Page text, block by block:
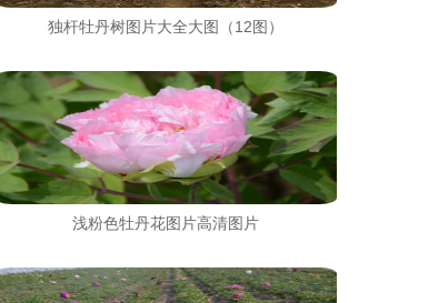
独杆牡丹树图片大全大图（12图）
浅粉色牡丹花图片高清图片